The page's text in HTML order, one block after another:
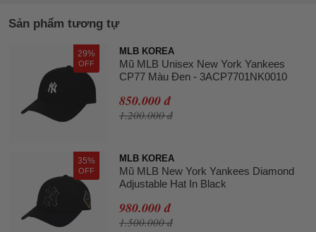
Sản phẩm tương tự
29%
OFF
MLB KOREA
Mũ MLB Unisex New York Yankees
CP77 Màu Đen - 3ACP7701NK0010
850.000 đ
1.200.000 đ
35%
OFF
MLB KOREA
Mũ MLB New York Yankees Diamond
Adjustable Hat In Black
980.000 đ
1.500.000 đ